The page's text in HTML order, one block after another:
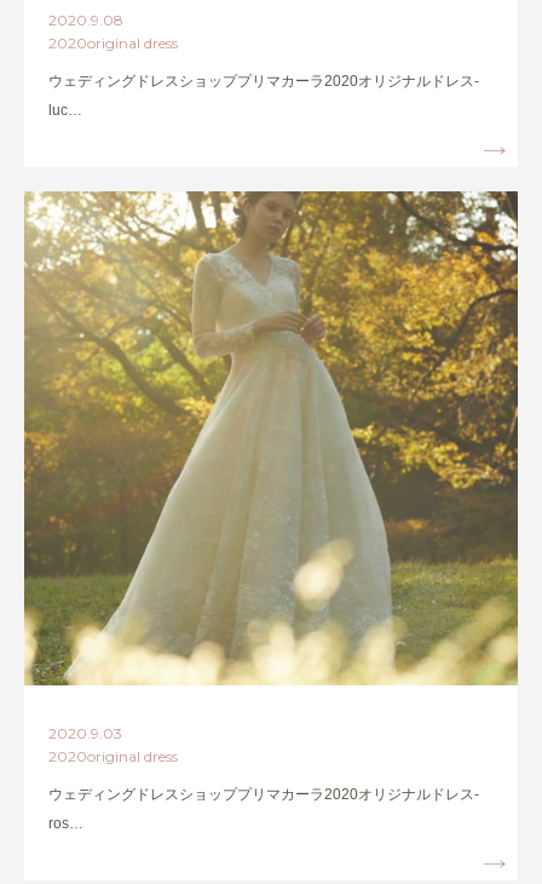
2020.9.08
2020original dress
ウェディングドレスショッププリマカーラ2020オリジナルドレス-
luc…
2020.9.03
2020original dress
ウェディングドレスショッププリマカーラ2020オリジナルドレス-
ros…